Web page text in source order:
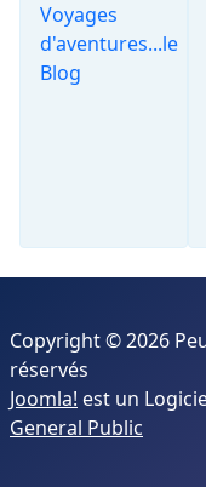
Voyages
d'aventures...le
Blog
Copyright © 2026
réservés
Joomla! est un
General Public